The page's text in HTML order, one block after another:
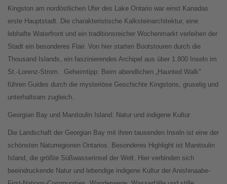
Kingston am nordöstlichen Ufer des Lake Ontario war einst Kanadas
erste Hauptstadt. Die charakteristische Kalksteinarchitektur, eine
lebhafte Waterfront und ein traditionsreicher Wochenmarkt verleihen der
Stadt ein besonderes Flair. Von hier starten Bootstouren durch die
Thousand Islands, ein faszinierendes Archipel aus über 1.800 Inseln im
St.-Lorenz-Strom.
Geheimtipp: Beim abendlichen „Haunted Walk"
führen Guides durch die mysteriöse Geschichte Kingstons, gruselig und
unterhaltsam zugleich.
Georgian Bay und Manitoulin Island: Natur und indigene Kultur
Die Landschaft der Georgian Bay mit ihren tausenden Inseln ist eine der
schönsten Naturregionen Ontarios. Besonderes Highlight ist Manitoulin
Island, die größte Süßwasserinsel der Welt. Hier verbinden sich
beeindruckende Natur und lebendige indigene Kultur der Anishinaabe-